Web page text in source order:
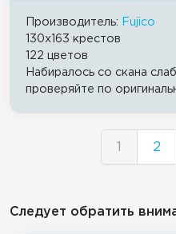
Производитель:
Fujico
130x163 крестов
122 цветов
Набиралось со скана
проверяйте по
1 2
Следует обратить